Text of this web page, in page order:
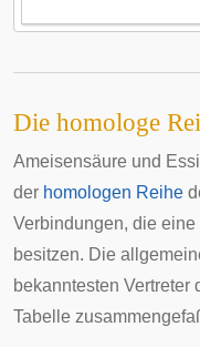
Die homologe
Ameisensäure und
der homologen Reihe
Verbindungen, die
besitzen. Die
bekanntesten
Tabelle